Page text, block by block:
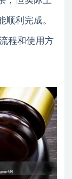
顺利完成。
程和使用方